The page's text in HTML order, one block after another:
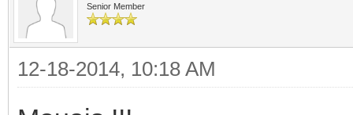
Senior Member
12-18-2014, 10:18 AM